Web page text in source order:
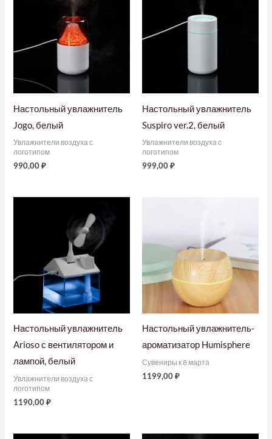
Настольный увлажнитель
Jogo, белый
Увлажнители воздуха с
логотипом
990,00₽
Настольный увлажнитель
Suspiro ver.2, белый
Увлажнители воздуха с
логотипом
999,00₽
Настольный увлажнитель
Arioso с вентилятором и
лампой, белый
Увлажнители воздуха с
логотипом
1190,00₽
Настольный увлажнитель-
ароматизатор Humisphere
Сувениры к 8 марта
1199,00₽